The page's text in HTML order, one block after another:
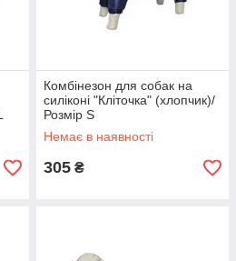
Комбінезон для собак на
силіконі "Кліточка" (хлопчик)/
Розмір S
Немає в наявності
305 ₴